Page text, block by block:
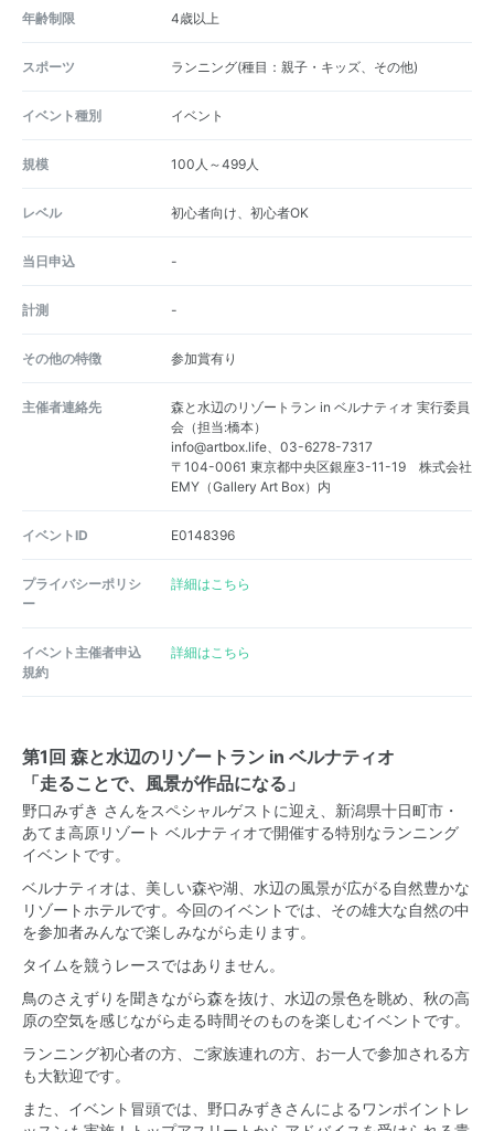
年齢制限 4歳以上
スポーツ ランニング(種目：親子・キッズ、その他)
イベント種別 イベント
規模 100人～499人
レベル 初心者向け、初心者OK
当日申込 -
計測 -
その他の特徴 参加賞有り
主催者連絡先
森と水辺のリゾートラン in ベルナティオ 実行委員
会（担当:橋本）
info@artbox.life、03-6278-7317
〒104-0061 東京都中央区銀座3-11-19 株式会社
EMY（Gallery Art Box）内
イベントID E0148396
プライバシーポリシ
ー
詳細はこちら
イベント主催者申込
規約
詳細はこちら
第1回 森と水辺のリゾートラン in ベルナティオ
「走ることで、風景が作品になる」
野口みずき さんをスペシャルゲストに迎え、新潟県十日町市・
あてま高原リゾート ベルナティオで開催する特別なランニング
イベントです。
ベルナティオは、美しい森や湖、水辺の風景が広がる自然豊かな
リゾートホテルです。今回のイベントでは、その雄大な自然の中
を参加者みんなで楽しみながら走ります。
タイムを競うレースではありません。
鳥のさえずりを聞きながら森を抜け、水辺の景色を眺め、秋の高
原の空気を感じながら走る時間そのものを楽しむイベントです。
ランニング初心者の方、ご家族連れの方、お一人で参加される方
も大歓迎です。
また、イベント冒頭では、野口みずきさんによるワンポイントレ